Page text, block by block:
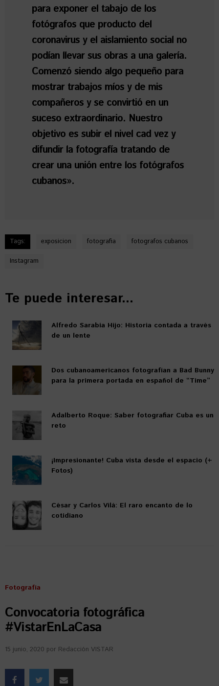
para exponer el tabajo de los
fotógrafos que producto del
coronavirus y el aislamiento social no
podían llevar sus obras a una galería.
Comenzó siendo algo pequeño para
mostrar trabajos míos y de mis
compañeros y se convirtió en un
suceso extraordinario. Nuestro
objetivo es subir el nivel cad vez y
difundir la fotografía tratando de
crear una unión entre los fotógrafos
cubanos».
Tags: exposicion fotografia fotografos cubanos
Instagram
Te puede interesar...
Alfredo Sarabia Hijo: Historia contada a través
de un lente
Dos cubanoamericanos fotografían a Bad Bunny
para la primera portada en español de “Time”
Adalberto Roque: Saber fotografiar Cuba es un
reto
¡Impresionante! Cuba vista desde el espacio (+
Fotos)
César y Carlos Vilá: El raro encanto de lo
cotidiano
Fotografía
Convocatoria fotográfica
#VistarEnLaCasa
15 junio, 2020 por Redacción VISTAR